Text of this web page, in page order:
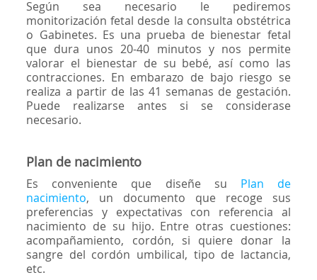
Según sea necesario le pediremos
monitorización fetal desde la consulta obstétrica
o Gabinetes. Es una prueba de bienestar fetal
que dura unos 20-40 minutos y nos permite
valorar el bienestar de su bebé, así como las
contracciones. En embarazo de bajo riesgo se
realiza a partir de las 41 semanas de gestación.
Puede realizarse antes si se considerase
necesario.
Plan de nacimiento
Es conveniente que diseñe su Plan de
nacimiento, un documento que recoge sus
preferencias y expectativas con referencia al
nacimiento de su hijo. Entre otras cuestiones:
acompañamiento, cordón, si quiere donar la
sangre del cordón umbilical, tipo de lactancia,
etc.